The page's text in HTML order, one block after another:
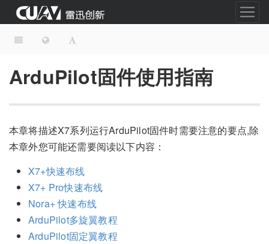
ArduPilot固件使用指南
本章将描述X7系列运行ArduPilot固件时需要注意的要点,除
本章外您可能还需要阅读以下内容：
X7+快速布线
X7+ Pro快速布线
Nora+ 快速布线
ArduPilot多旋翼教程
ArduPilot固定翼教程